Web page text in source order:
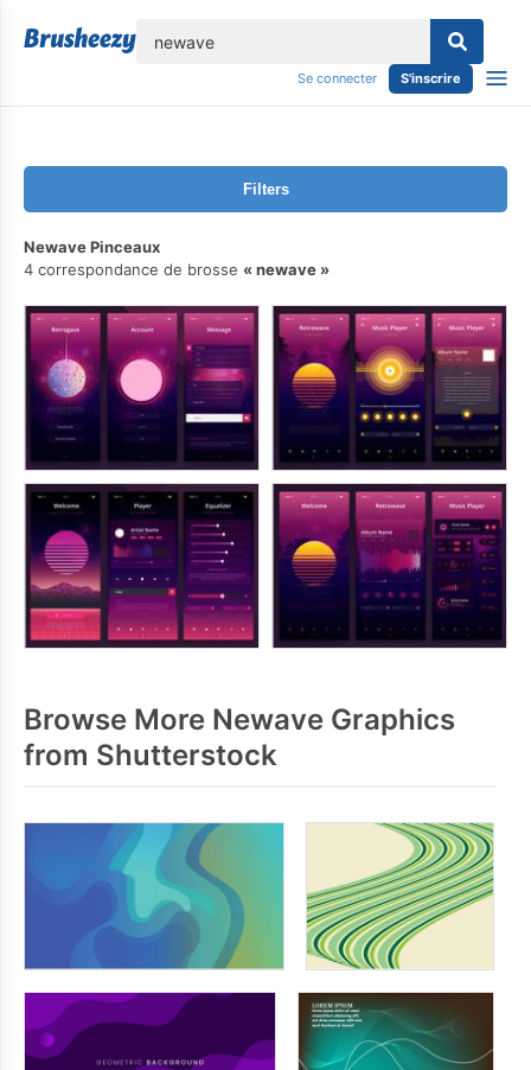
Se connecter S'inscrire
Filters
Newave Pinceaux
4 correspondance de brosse
newave
Browse More Newave Graphics
from Shutterstock